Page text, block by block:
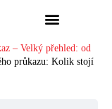
– Velký přehled: od
průkazu: Kolik stojí